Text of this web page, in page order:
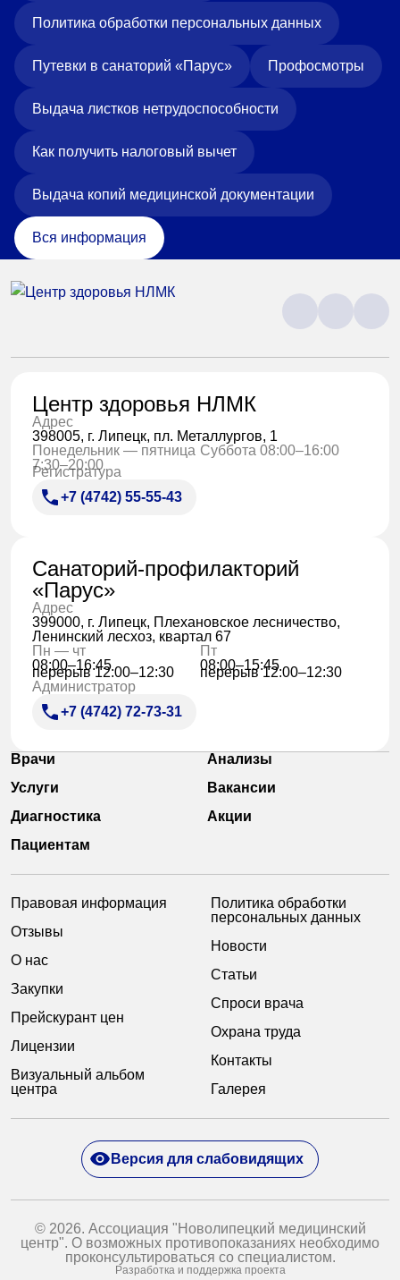
Политика обработки персональных данных
Путевки в санаторий «Парус» Профосмотры
Выдача листков нетрудоспособности
Как получить налоговый вычет
Выдача копий медицинской документации
Вся информация
Центр здоровья НЛМК
Адрес
398005, г. Липецк, пл. Металлургов, 1
Понедельник — пятница
7:30–20:00
Суббота 08:00–16:00
Регистратура
+7 (4742) 55-55-43
Санаторий-профилакторий
«Парус»
Адрес
399000, г. Липецк, Плехановское лесничество,
Ленинский лесхоз, квартал 67
Пн — чт
08:00–16:45
перерыв 12:00–12:30
Пт
08:00–15:45
перерыв 12:00–12:30
Администратор
+7 (4742) 72-73-31
Врачи
Анализы
Услуги
Вакансии
Диагностика
Акции
Пациентам
Правовая информация
Отзывы
О нас
Закупки
Прейскурант цен
Лицензии
Визуальный альбом
центра
Политика обработки
персональных данных
Новости
Статьи
Спроси врача
Охрана труда
Контакты
Галерея
© 2026. Ассоциация "Новолипецкий медицинский
центр". О возможных противопоказаниях необходимо
проконсультироваться со специалистом.
Разработка и поддержка проекта
Версия для слабовидящих